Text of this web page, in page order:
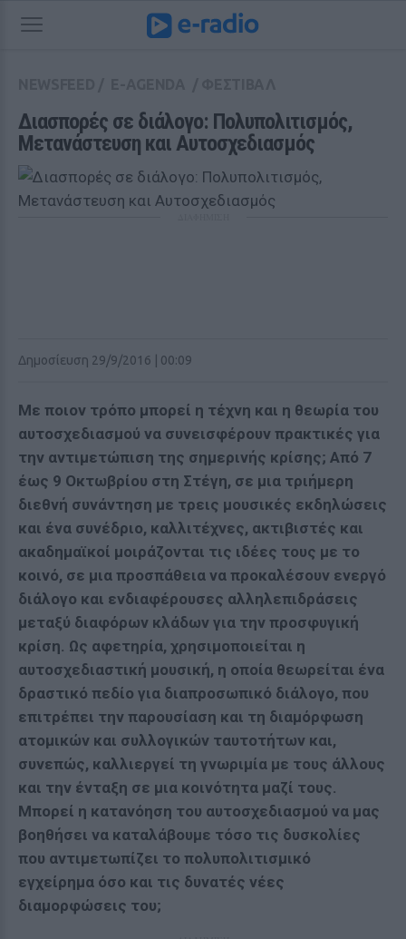
Διασπορές σε διάλογο: Πολυπολιτισμός,
Μετανάστευση και Αυτοσχεδιασμός
Δημοσίευση 29/9/2016 | 00:09
Με ποιον τρόπο μπορεί η τέχνη και η θεωρία του
αυτοσχεδιασμού να συνεισφέρουν πρακτικές για
την αντιμετώπιση της σημερινής κρίσης; Από 7
έως 9 Οκτωβρίου στη Στέγη, σε μια τριήμερη
διεθνή συνάντηση με τρεις μουσικές εκδηλώσεις
και ένα συνέδριο, καλλιτέχνες, ακτιβιστές και
ακαδημαϊκοί μοιράζονται τις ιδέες τους με το
κοινό, σε μια προσπάθεια να προκαλέσουν ενεργό
διάλογο και ενδιαφέρουσες αλληλεπιδράσεις
μεταξύ διαφόρων κλάδων για την προσφυγική
κρίση. Ως αφετηρία, χρησιμοποιείται η
αυτοσχεδιαστική μουσική, η οποία θεωρείται ένα
δραστικό πεδίο για διαπροσωπικό διάλογο, που
επιτρέπει την παρουσίαση και τη διαμόρφωση
ατομικών και συλλογικών ταυτοτήτων και,
συνεπώς, καλλιεργεί τη γνωριμία με τους άλλους
και την ένταξη σε μια κοινότητα μαζί τους.
Μπορεί η κατανόηση του αυτοσχεδιασμού να μας
βοηθήσει να καταλάβουμε τόσο τις δυσκολίες
που αντιμετωπίζει το πολυπολιτισμικό
εγχείρημα όσο και τις δυνατές νέες
διαμορφώσεις του;